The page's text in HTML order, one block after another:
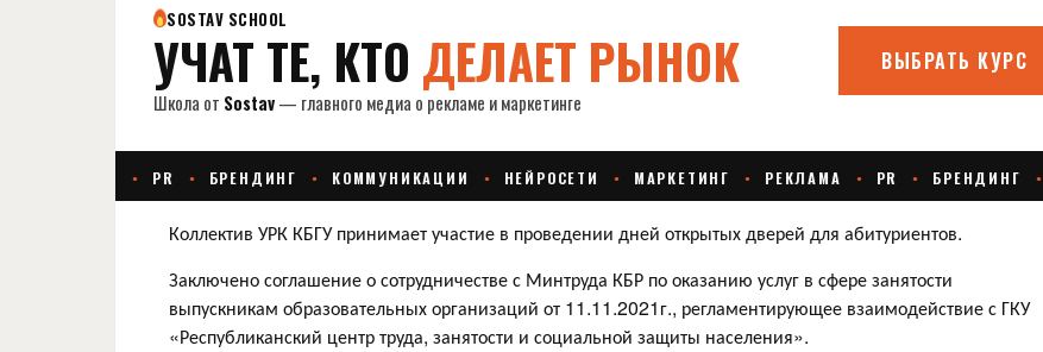
Коллектив УРК КБГУ принимает участие в проведении дней открытых дверей для абитуриентов.
Заключено соглашение о сотрудничестве с Минтруда КБР по оказанию услуг в сфере занятости
выпускникам образовательных организаций от 11.11.2021г., регламентирующее взаимодействие с ГКУ
«Республиканский центр труда, занятости и социальной защиты населения».